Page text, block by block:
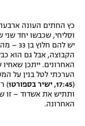
המגזין
כץ החתים העונה
וסליחי, שכבשו יחד
יש
הקבוצה, אבל גם הוא
האחרונים. ייתכן
הערכתי לטל בנין על
(17:45, ישיר בספורט1
)
האחרונה.